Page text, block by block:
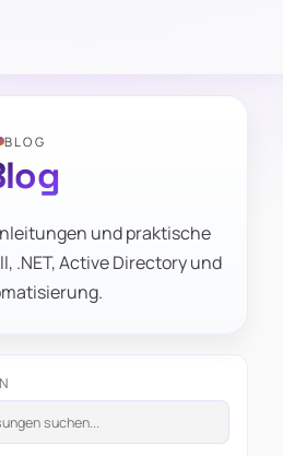
BLOG
und praktische
.NET, Active Directory und